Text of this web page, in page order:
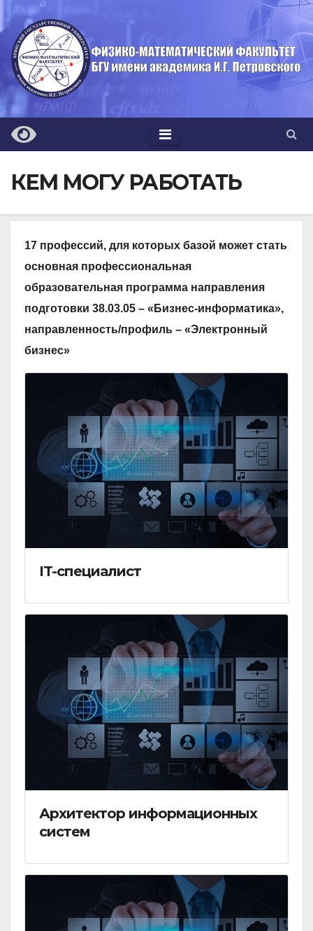
Перейти
к
содержимому
КЕМ МОГУ РАБОТАТЬ
17 профессий, для которых базой может стать
основная профессиональная
образовательная программа направления
подготовки 38.03.05 – «Бизнес-информатика»,
направленность/профиль – «Электронный
бизнес»
IT-специалист
Архитектор информационных
систем